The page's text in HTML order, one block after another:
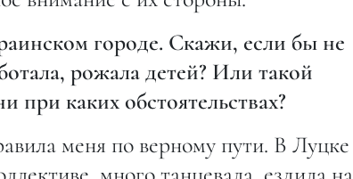
городе. Скажи, если бы не
рожала детей? Или такой
при каких обстоятельствах?
меня по верному пути. В Луцке